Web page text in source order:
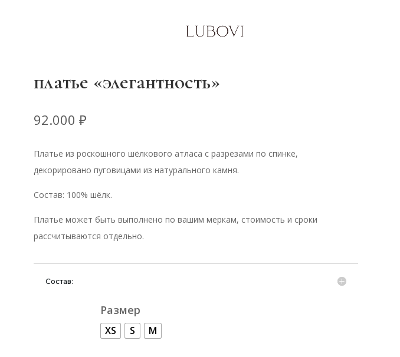
платье «элегантность»
92.000 ₽
Платье из роскошного шёлкового атласа с разрезами по спинке,
декорировано пуговицами из натурального камня.
Состав: 100% шёлк.
Платье может быть выполнено по вашим меркам, стоимость и сроки
рассчитываются отдельно.
Состав:
Размер
XS S M